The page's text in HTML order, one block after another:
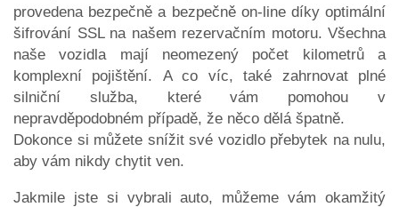
provedena bezpečně a bezpečně on-line díky optimální
šifrování SSL na našem rezervačním motoru. Všechna
naše vozidla mají neomezený počet kilometrů a
komplexní pojištění. A co víc, také zahrnovat plné
silniční služba, které vám pomohou v
nepravděpodobném případě, že něco dělá špatně.
Dokonce si můžete snížit své vozidlo přebytek na nulu,
aby vám nikdy chytit ven.
Jakmile jste si vybrali auto, můžeme vám okamžitý